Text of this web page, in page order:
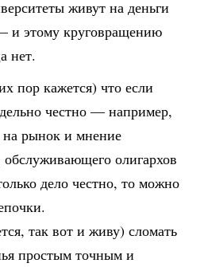
живут на деньги
и этому круговращению
нет.
пор кажется) что если
честно — например,
на рынок и мнение
обслуживающего олигархов
дело честно, то можно
так вот и живу) сломать
простым точным и